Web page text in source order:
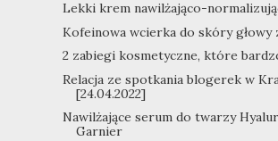
Lekki krem nawilżająco-
Kofeinowa wcierka do skóry głowy
2 zabiegi kosmetyczne, które
Relacja ze spotkania blogerek w
[24.04.2022]
Nawilżające serum do twarzy
Garnier